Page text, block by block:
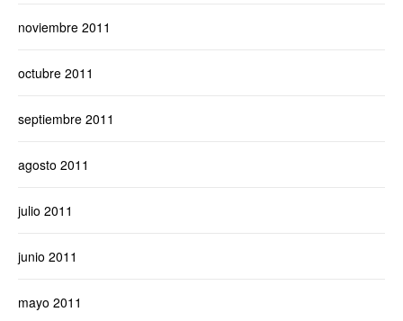
noviembre 2011
octubre 2011
septiembre 2011
agosto 2011
julio 2011
junio 2011
mayo 2011